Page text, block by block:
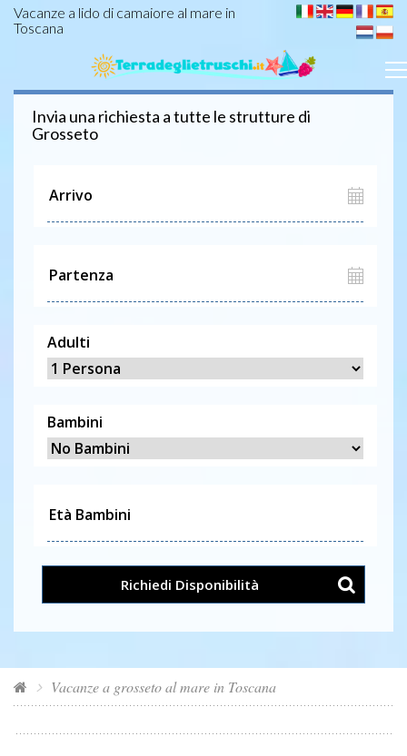
Vacanze a lido di camaiore al mare in
Toscana
Invia una richiesta a tutte le strutture di
Grosseto
Adulti
Bambini
Richiedi Disponibilità
Vacanze a grosseto al mare in Toscana